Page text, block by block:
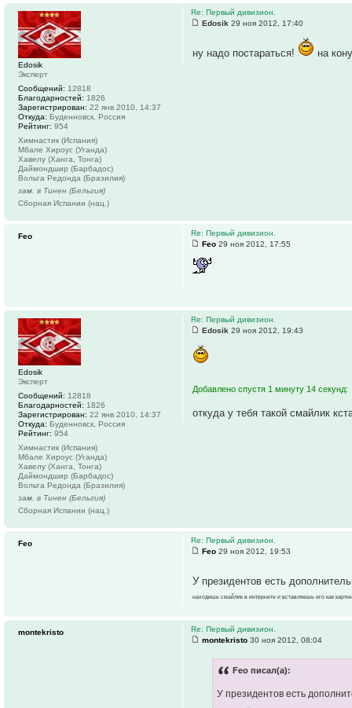
Re: Первый дивизион.
Edosik 29 ноя 2012, 17:40
ну надо постараться! на
Edosik
Эксперт
Сообщений: 12818
Благодарностей: 1826
Зарегистрирован: 22 янв 2010, 14:37
Откуда: Буденновск, Россия
Рейтинг: 954
Химнастик (Испания)
Мбале Хироус (Уганда)
Хавелу (Ханга, Тонга)
Даймондшир (Барбадос)
Вольта Редонда (Бразилия)
зам. в Тинен (Бельгия)
Сборная Испании (нац.)
Re: Первый дивизион.
Feo 29 ноя 2012, 17:55
Feo
Re: Первый дивизион.
Edosik 29 ноя 2012, 19:43
Добавлено спустя 1 минуту 14 секунд:
откуда у тебя такой смайлик
Edosik
Эксперт
Сообщений: 12818
Благодарностей: 1826
Зарегистрирован: 22 янв 2010, 14:37
Откуда: Буденновск, Россия
Рейтинг: 954
Химнастик (Испания)
Мбале Хироус (Уганда)
Хавелу (Ханга, Тонга)
Даймондшир (Барбадос)
Вольта Редонда (Бразилия)
зам. в Тинен (Бельгия)
Сборная Испании (нац.)
Re: Первый дивизион.
Feo 29 ноя 2012, 19:53
У президентов есть
находишь смайлик в интернете и вставляешь его как
Feo
Re: Первый дивизион.
montekristo 30 ноя 2012, 08:04
Feo писал(а):
У президентов есть
montekristo